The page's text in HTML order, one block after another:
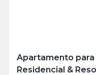
Apartamento para
Residencial &